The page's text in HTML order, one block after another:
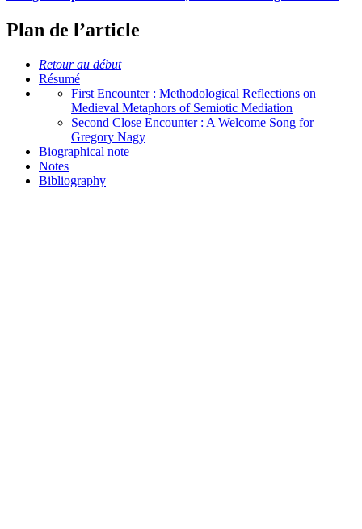
Plan de l’article
Retour au début
Résumé
First Encounter : Methodological Reflections on
Medieval Metaphors of Semiotic Mediation
Second Close Encounter : A Welcome Song for
Gregory Nagy
Biographical note
Notes
Bibliography